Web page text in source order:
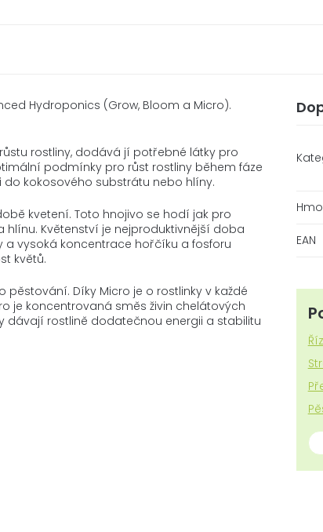
Hydroponics (Grow, Bloom a Micro).
rostliny, dodává jí potřebné látky pro
podmínky pro růst rostliny během fáze
kokosového substrátu nebo hlíny.
kvetení. Toto hnojivo se hodí jak pro
Květenství je nejproduktivnější doba
a vysoká koncentrace hořčíku a fosforu
květů.
Díky Micro je o rostlinky v každé
je koncentrovaná směs živin chelátových
dávají rostlině dodatečnou energii a stabilitu
EAN